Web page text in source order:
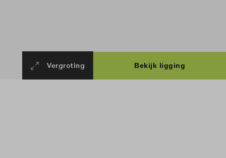
Vergroting